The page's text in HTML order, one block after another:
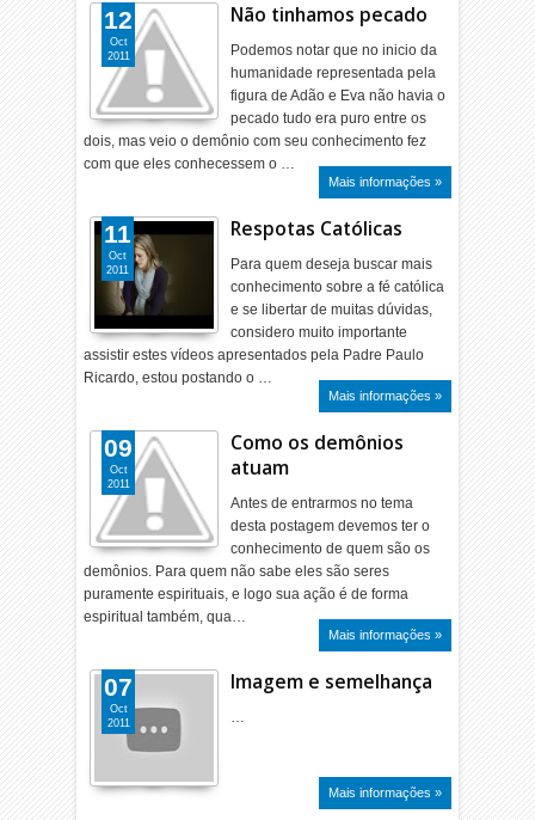
Não tinhamos pecado
Podemos notar que no inicio da
humanidade representada pela
figura de Adão e Eva não havia o
pecado tudo era puro entre os
dois, mas veio o demônio com seu conhecimento fez
com que eles conhecessem o …
Mais informações »
12
Oct
2011
Respotas Católicas
Para quem deseja buscar mais
conhecimento sobre a fé católica
e se libertar de muitas dúvidas,
considero muito importante
assistir estes vídeos apresentados pela Padre Paulo
Ricardo, estou postando o …
Mais informações »
11
Oct
2011
Como os demônios
atuam
Antes de entrarmos no tema
desta postagem devemos ter o
conhecimento de quem são os
demônios. Para quem não sabe eles são seres
puramente espirituais, e logo sua ação é de forma
espiritual também, qua…
Mais informações »
09
Oct
2011
Imagem e semelhança
…
Mais informações »
07
Oct
2011